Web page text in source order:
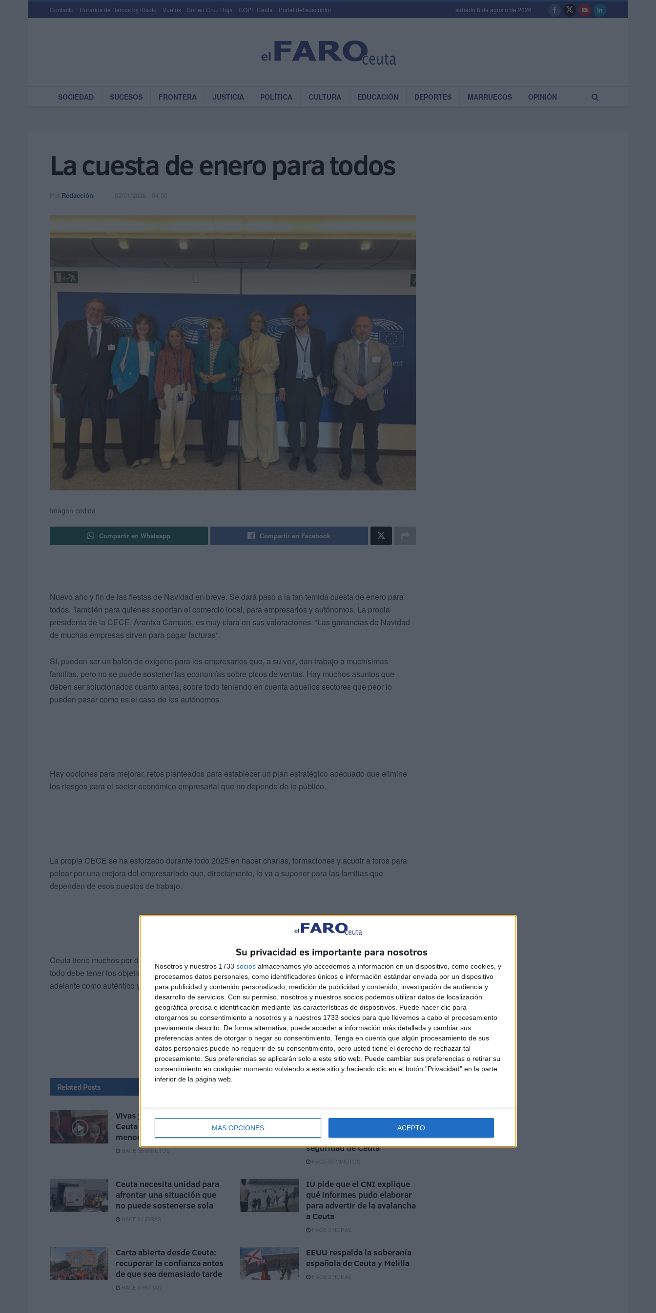
Su privacidad es importante para nosotros
Nosotros y nuestros 1733 socios almacenamos y/o accedemos a información en un dispositivo, como cookies, y
procesamos datos personales, como identificadores únicos e información estándar enviada por un dispositivo
para publicidad y contenido personalizado, medición de publicidad y contenido, investigación de audiencia y
desarrollo de servicios. Con su permiso, nosotros y nuestros socios podemos utilizar datos de localización
geográfica precisa e identificación mediante las características de dispositivos. Puede hacer clic para
otorgarnos su consentimiento a nosotros y a nuestros 1733 socios para que llevemos a cabo el procesamiento
previamente descrito. De forma alternativa, puede acceder a información más detallada y cambiar sus
preferencias antes de otorgar o negar su consentimiento. Tenga en cuenta que algún procesamiento de sus
datos personales puede no requerir de su consentimiento, pero usted tiene el derecho de rechazar tal
procesamiento. Sus preferencias se aplicarán solo a este sitio web. Puede cambiar sus preferencias o retirar su
consentimiento en cualquier momento volviendo a este sitio y haciendo clic en el botón "Privacidad" en la parte
inferior de la página web.
MÁS OPCIONES ACEPTO
Contacto Horarios de Barcos by Kikoto Vuelos Sorteo Cruz Roja COPE Ceuta Portal del suscriptor sábado 8 de agosto de 2026
SOCIEDAD SUCESOS FRONTERA JUSTICIA POLÍTICA CULTURA EDUCACIÓN DEPORTES MARRUECOS OPINIÓN
La cuesta de enero para todos
Por Redacción 02/01/2026 - 04:00
Imagen cedida
Compartir en Whatsapp Compartir en Facebook
Nuevo año y fin de las fiestas de Navidad en breve. Se dará paso a la tan temida cuesta de enero para
todos. También para quienes soportan el comercio local, para empresarios y autónomos. La propia
presidenta de la CECE, Arantxa Campos, es muy clara en sus valoraciones: “Las ganancias de Navidad
de muchas empresas sirven para pagar facturas”.
Sí, pueden ser un balón de oxígeno para los empresarios que, a su vez, dan trabajo a muchísimas
familias, pero no se puede sostener las economías sobre picos de ventas. Hay muchos asuntos que
deben ser solucionados cuanto antes, sobre todo teniendo en cuenta aquellos sectores que peor lo
pueden pasar como es el caso de los autónomos.
Hay opciones para mejorar, retos planteados para establecer un plan estratégico adecuado que elimine
los riesgos para el sector económico empresarial que no depende de lo público.
La propia CECE se ha esforzado durante todo 2025 en hacer charlas, formaciones y acudir a foros para
pelear por una mejora del empresariado que, directamente, lo va a suponer para las familias que
dependen de esos puestos de trabajo.
Ceuta tiene muchos por delante, muchas áreas en las que invertir sus esfuerzos y trabajar, pero sobre
todo debe tener los objetivos claros para que esta tierra, que dispone de mimbres y futuro, pueda salir
adelante como auténtico yacimiento de oportunidades para todos.
Related Posts
Vivas y Rego analizan en
Ceuta la situación de los
menores
HACE 16 MINUTOS
Vox apoya "toda
movilización ciudadana" en
defensa de la españolidad y
seguridad de Ceuta
HACE 50 MINUTOS
Ceuta necesita unidad para
afrontar una situación que
no puede sostenerse sola
HACE 2 HORAS
IU pide que el CNI explique
qué informes pudo elaborar
para advertir de la avalancha
a Ceuta
HACE 2 HORAS
Carta abierta desde Ceuta:
recuperar la confianza antes
de que sea demasiado tarde
HACE 3 HORAS
EEUU respalda la soberanía
española de Ceuta y Melilla
HACE 3 HORAS